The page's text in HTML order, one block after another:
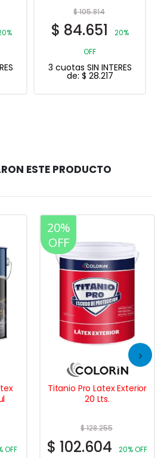
20%
$137.772
$89.552
35%
OFF
3 cuotas SIN INTERES
de:$29.851
OFF
20%
OFF
Titanio Pro Latex Exterior
20 Lts.
$128.255
$ 102.604 20% OFF